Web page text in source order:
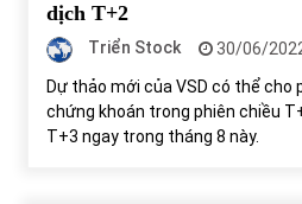
dịch T+2
Triển Stock
30/06/
Dự thảo mới của VSD có thể cho
chứng khoán trong phiên chiều
T+3 ngay trong tháng 8 này.